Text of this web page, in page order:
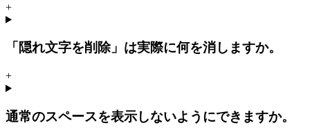
+
「隠れ文字を削除」は実際に何を消しますか。
+
通常のスペースを表示しないようにできますか。